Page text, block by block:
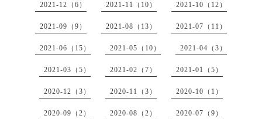
2021-12（6） 2021-11（10） 2021-10（12）
2021-09（9） 2021-08（13） 2021-07（11）
2021-06（15） 2021-05（10） 2021-04（3）
2021-03（5） 2021-02（7） 2021-01（5）
2020-12（3） 2020-11（3） 2020-10（1）
2020-09（2） 2020-08（2） 2020-07（9）